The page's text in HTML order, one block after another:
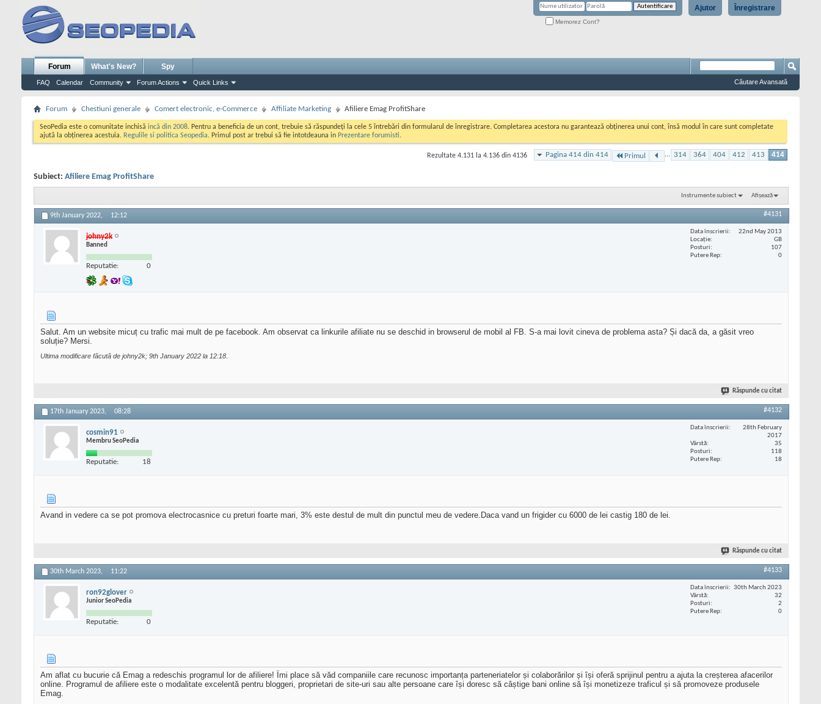
Înregistrare
Ajutor
Memorez Cont?
Forum
FAQ Calendar Community Forum Actions Quick Links
What's New? Spy
Căutare Avansată
Forum Chestiuni generale Comert electronic, e-Commerce Affiliate Marketing Afiliere Emag ProfitShare
SeoPedia este o comunitate inchisă incă din 2008. Pentru a beneficia de un cont, trebuie să răspundeți la cele 5 întrebări din formularul de înregistrare. Completarea acestora nu garantează obținerea unui cont, însă modul în care sunt completate
ajută la obținerea acestuia. Regulile si politica Seopedia. Primul post ar trebui să fie intotdeauna in Prezentare forumisti.
Pagina 414 din 414 Primul ... 314 364 404 412 413 414
Rezultate 4.131 la 4.136 din 4136
Subiect: Afiliere Emag ProfitShare
Instrumente subiect Afișează
9th January 2022, 12:12 #4131
johny2k
Banned
Reputatie: 0
Data înscrierii
22nd May 2013
Locaţie
GB
Posturi
107
Putere Rep
0
Salut. Am un website micuț cu trafic mai mult de pe facebook. Am observat ca linkurile afiliate nu se deschid in browserul de mobil al FB. S-a mai lovit cineva de problema asta? Și dacă da, a găsit vreo
soluție? Mersi.
Ultima modificare făcută de johny2k; 9th January 2022 la 12:18
Răspunde cu citat
17th January 2023, 08:28 #4132
cosmin91
Membru SeoPedia
Reputatie: 18
Data înscrierii
28th February
2017
Vârstă
35
Posturi
118
Putere Rep
18
Avand in vedere ca se pot promova electrocasnice cu preturi foarte mari, 3% este destul de mult din punctul meu de vedere.Daca vand un frigider cu 6000 de lei castig 180 de lei.
Răspunde cu citat
30th March 2023, 11:22 #4133
ron92glover
Junior SeoPedia
Reputatie: 0
Data înscrierii
30th March 2023
Vârstă
32
Posturi
2
Putere Rep
0
Am aflat cu bucurie că Emag a redeschis programul lor de afiliere! Îmi place să văd companiile care recunosc importanța parteneriatelor și colaborărilor și își oferă sprijinul pentru a ajuta la creșterea afacerilor
online. Programul de afiliere este o modalitate excelentă pentru bloggeri, proprietari de site-uri sau alte persoane care își doresc să câștige bani online să își monetizeze traficul și să promoveze produsele
Emag.